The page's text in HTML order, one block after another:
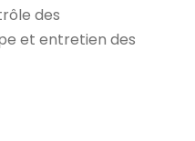
des
et entretien des